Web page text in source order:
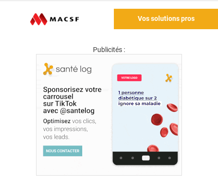
Vos solutions pros
Publicités :